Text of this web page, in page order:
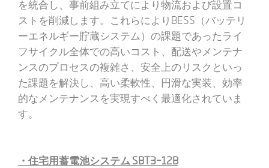
を統合し、事前組み立てにより物流および設置コ
ストを削減します。これらによりBESS（バッテリ
ーエネルギー貯蔵システム）の課題であったライ
フサイクル全体での高いコスト、配送やメンテナ
ンスのプロセスの複雑さ、安全上のリスクといっ
た課題を解決し、高い柔軟性、円滑な実装、効率
的なメンテナンスを実現すべく最適化されていま
す。
・住宅用蓄電池システム SBT3ｰ12B